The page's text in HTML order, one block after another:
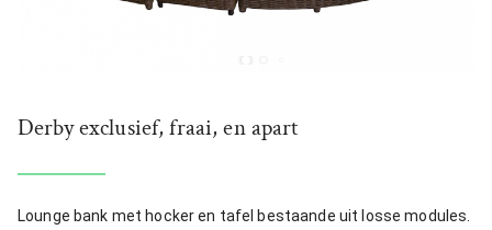
Derby exclusief, fraai, en apart
Lounge bank met hocker en tafel bestaande uit losse modules.